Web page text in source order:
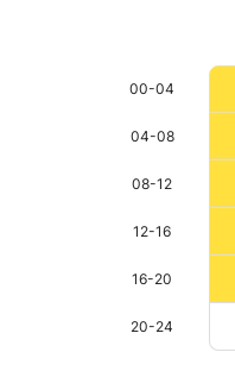
00-04
04-08
08-12
12-16
16-20
20-24